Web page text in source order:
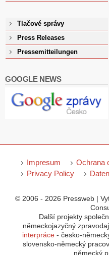
Tlačové správy
Press Releases
Pressemitteilungen
GOOGLE NEWS
Impresum
Ochrana
Privacy Policy
© 2006 - 2026 Pressweb |
Další projekty
německojazyčný
interpráce - česko-
slovensko-německý
německý